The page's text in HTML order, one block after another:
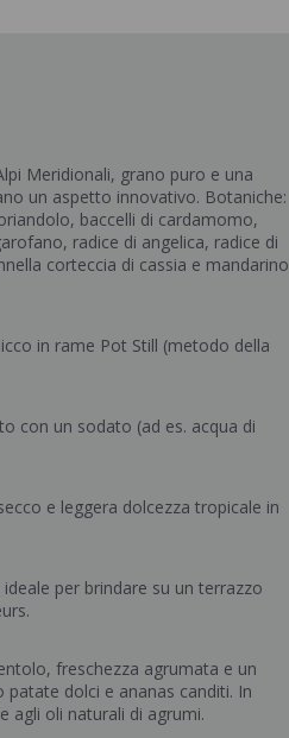
Meridionali, grano puro e una
un aspetto innovativo. Botaniche:
baccelli di cardamomo,
radice di angelica, radice di
corteccia di cassia e mandarino
in rame Pot Still (metodo della
con un sodato (ad es. acqua di
e leggera dolcezza tropicale in
per brindare su un terrazzo
freschezza agrumata e un
dolci e ananas canditi. In
agli oli naturali di agrumi.